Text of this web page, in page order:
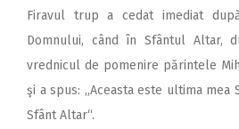
Firavul trup a cedat imediat
Domnului, când în Sfântul Altar,
vrednicul de pomenire părintele
şi a spus: „Aceasta este ultima mea
Sfânt Altar“.